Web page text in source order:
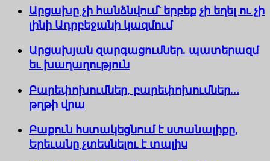
Արցախը չի հանձնվում՝ երբեք չի եղել ու չի
լինի Ադրբեջանի կազմում
Արցախյան զարգացումներ. պատերազմ
եւ խաղաղություն
Բարեփոխումներ, բարեփոխումներ…
թղթի վրա
Բաքուն հստակեցնում է ստանալիքը,
Երեւանը չտեսնելու է տալիս